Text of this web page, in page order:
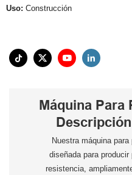
Uso: Construcción
Máquina Para
Nuestra máquina
diseñada para
resistencia,